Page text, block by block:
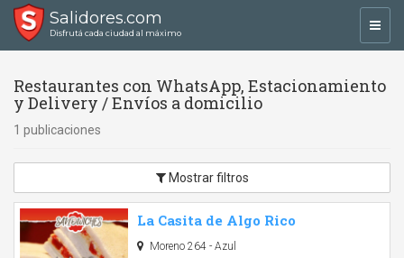
Salidores.com
Disfrutá cada ciudad al máximo
Restaurantes con WhatsApp, Estacionamiento
y Delivery / Envíos a domicilio
1 publicaciones
Mostrar filtros
La Casita de Algo Rico
Moreno 264 - Azul